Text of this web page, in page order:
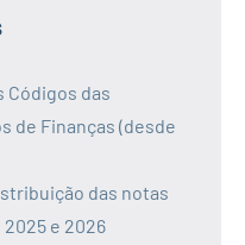
Códigos das
de Finanças (desde
das notas
e 2026